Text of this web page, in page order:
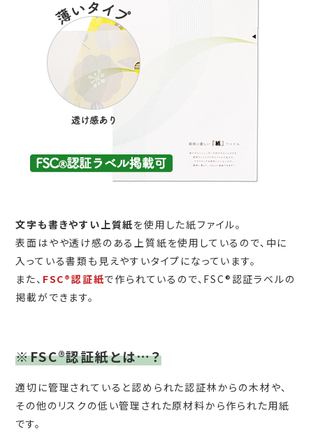
文字も書きやすい上質紙を使用した紙ファイル。
表面はやや透け感のある上質紙を使用しているので、中に
入っている書類も見えやすいタイプになっています。
また、 FSC®認証紙で作られているので、FSC®認証ラベルの
掲載ができます。
※FSC®認証紙とは…？
適切に管理されていると認められた認証林からの木材や、
その他のリスクの低い管理された原材料から作られた用紙
です。